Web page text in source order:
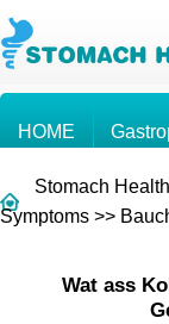
HOME
Mo Kriibs
Stomach Health
Symptoms >>
Wat ass